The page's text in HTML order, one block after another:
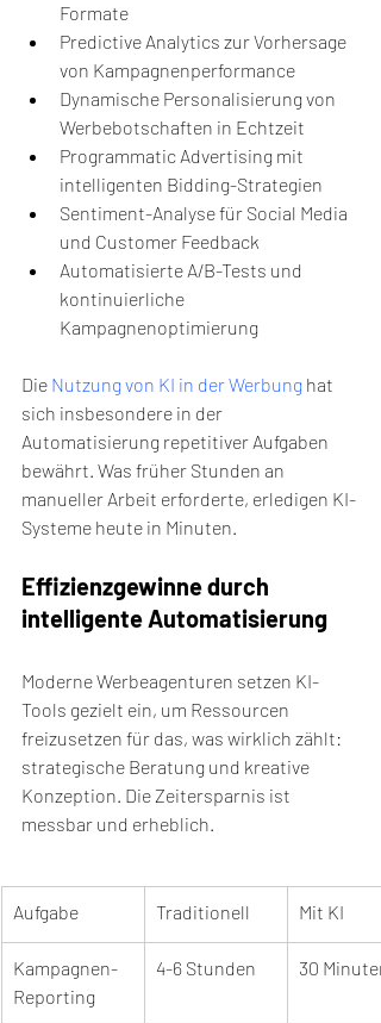
Formate
Predictive Analytics zur Vorhersage
von Kampagnenperformance
Dynamische Personalisierung von
Werbebotschaften in Echtzeit
Programmatic Advertising mit
intelligenten Bidding-Strategien
Sentiment-Analyse für Social Media
und Customer Feedback
Automatisierte A/B-Tests und
kontinuierliche
Kampagnenoptimierung
Die Nutzung von KI in der Werbung hat
sich insbesondere in der
Automatisierung repetitiver Aufgaben
bewährt. Was früher Stunden an
manueller Arbeit erforderte, erledigen KI-
Systeme heute in Minuten.
Effizienzgewinne durch
intelligente Automatisierung
Moderne Werbeagenturen setzen KI-
Tools gezielt ein, um Ressourcen
freizusetzen für das, was wirklich zählt:
strategische Beratung und kreative
Konzeption. Die Zeitersparnis ist
messbar und erheblich.
Aufgabe Traditionell Mit KI
Kampagnen-
Reporting
4-6 Stunden 30 Minuten